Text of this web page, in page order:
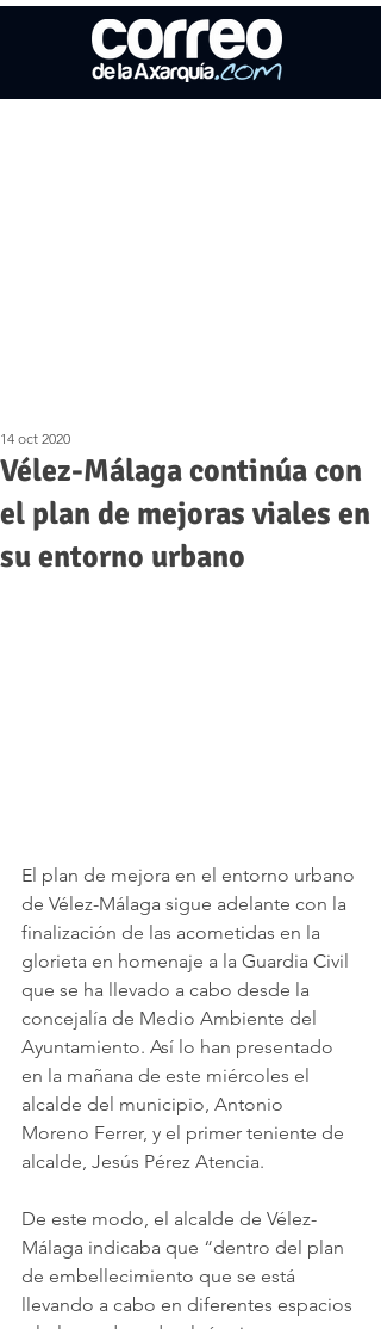
Vélez-Málaga continúa con
el plan de mejoras viales en
su entorno urbano
14 oct 2020
El plan de mejora en el entorno urbano
de Vélez-Málaga sigue adelante con la
finalización de las acometidas en la
glorieta en homenaje a la Guardia Civil
que se ha llevado a cabo desde la
concejalía de Medio Ambiente del
Ayuntamiento. Así lo han presentado
en la mañana de este miércoles el
alcalde del municipio, Antonio
Moreno Ferrer, y el primer teniente de
alcalde, Jesús Pérez Atencia.
De este modo, el alcalde de Vélez-
Málaga indicaba que “dentro del plan
de embellecimiento que se está
llevando a cabo en diferentes espacios